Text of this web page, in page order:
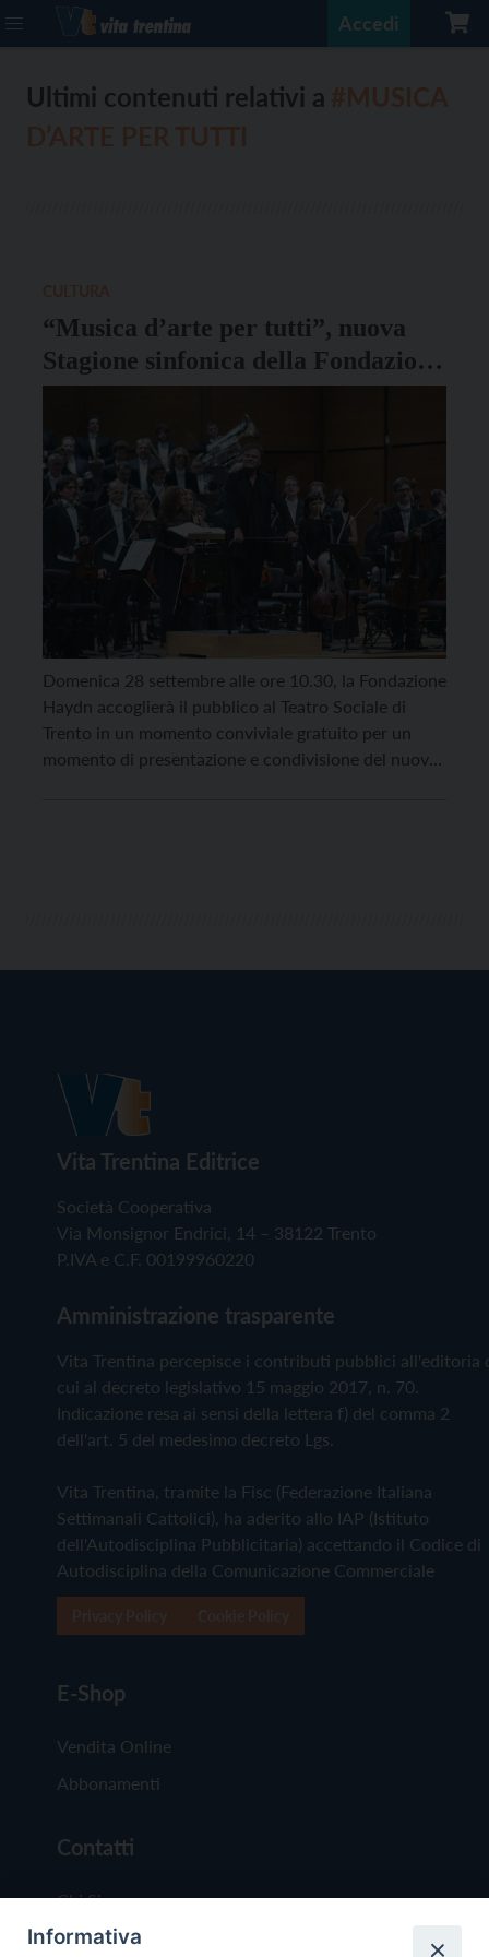
Accedi
Ultimi contenuti relativi a
“Musica d’arte per tutti”, nuova
Stagione sinfonica della Fondazione
Haydn
Domenica 28 settembre alle ore 10.30, la Fondazione
Haydn accoglierà il pubblico al Teatro Sociale di
Trento in un momento conviviale gratuito per un
momento di presentazione e condivisione del nuovo
Vita Trentina Editrice
Società Cooperativa
Via Monsignor Endrici, 14 – 38122 Trento
P.IVA e C.F. 00199960220
Amministrazione trasparente
Vita Trentina percepisce i contributi pubblici all'editoria
cui al decreto legislativo 15 maggio 2017, n. 70.
Indicazione resa ai sensi della lettera f) del comma 2
dell'art. 5 del medesimo decreto Lgs.
Vita Trentina, tramite la Fisc (Federazione Italiana
Settimanali Cattolici), ha aderito allo IAP (Istituto
dell'Autodisciplina Pubblicitaria) accettando il Codice di
Autodisciplina della Comunicazione Commerciale
E-Shop
Vendita Online
Abbonamenti
Contatti
Chi Siamo
Redazione
Informativa